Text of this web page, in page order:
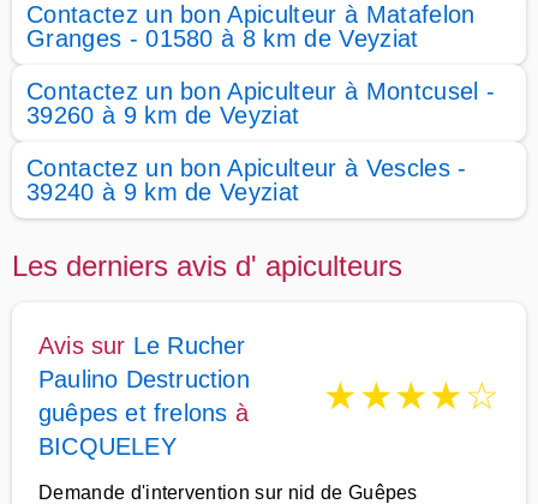
Contactez un bon Apiculteur à Matafelon
Granges - 01580 à 8 km de Veyziat
Contactez un bon Apiculteur à Montcusel -
39260 à 9 km de Veyziat
Contactez un bon Apiculteur à Vescles -
39240 à 9 km de Veyziat
Les derniers avis d' apiculteurs
Avis sur Le Rucher
Paulino Destruction
guêpes et frelons à
BICQUELEY
★★★★☆
Demande d'intervention sur nid de Guêpes